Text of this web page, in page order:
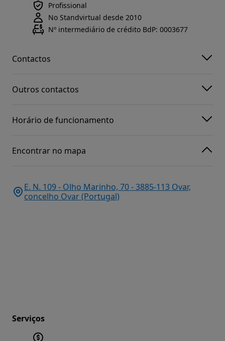
Profissional
No Standvirtual desde 2010
Nº intermediário de crédito BdP: 0003677
Contactos
Outros contactos
Horário de funcionamento
Encontrar no mapa
E. N. 109 - Olho Marinho, 70 - 3885-113 Ovar,
concelho Ovar (Portugal)
Serviços